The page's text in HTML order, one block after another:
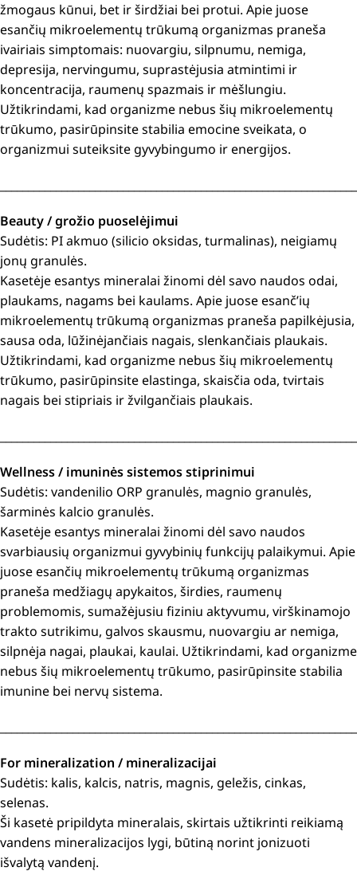
žmogaus kūnui, bet ir širdžiai bei protui. Apie juose
esančių mikroelementų trūkumą organizmas praneša
ivairiais simptomais: nuovargiu, silpnumu, nemiga,
depresija, nervingumu, suprastėjusia atmintimi ir
koncentracija, raumenų spazmais ir mėšlungiu.
Užtikrindami, kad organizme nebus šių mikroelementų
trūkumo, pasirūpinsite stabilia emocine sveikata, o
organizmui suteiksite gyvybingumo ir energijos.
Beauty / grožio puoselėjimui
Sudėtis: PI akmuo (silicio oksidas, turmalinas), neigiamų
jonų granulės.
Kasetėje esantys mineralai žinomi dėl savo naudos odai,
plaukams, nagams bei kaulams. Apie juose esanč’ių
mikroelementų trūkumą organizmas praneša papilkėjusia,
sausa oda, lūžinėjančiais nagais, slenkančiais plaukais.
Užtikrindami, kad organizme nebus šių mikroelementų
trūkumo, pasirūpinsite elastinga, skaisčia oda, tvirtais
nagais bei stipriais ir žvilgančiais plaukais.
Wellness / imuninės sistemos stiprinimui
Sudėtis: vandenilio ORP granulės, magnio granulės,
šarminės kalcio granulės.
Kasetėje esantys mineralai žinomi dėl savo naudos
svarbiausių organizmui gyvybinių funkcijų palaikymui. Apie
juose esančių mikroelementų trūkumą organizmas
praneša medžiagų apykaitos, širdies, raumenų
problemomis, sumažėjusiu fiziniu aktyvumu, virškinamojo
trakto sutrikimu, galvos skausmu, nuovargiu ar nemiga,
silpnėja nagai, plaukai, kaulai. Užtikrindami, kad organizme
nebus šių mikroelementų trūkumo, pasirūpinsite stabilia
imunine bei nervų sistema.
For mineralization / mineralizacijai
Sudėtis: kalis, kalcis, natris, magnis, geležis, cinkas,
selenas.
Ši kasetė pripildyta mineralais, skirtais užtikrinti reikiamą
vandens mineralizacijos lygi, būtiną norint jonizuoti
išvalytą vandenį.